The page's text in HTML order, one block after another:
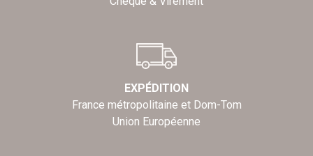
EXPÉDITION
France métropolitaine et Dom-Tom
Union Européenne